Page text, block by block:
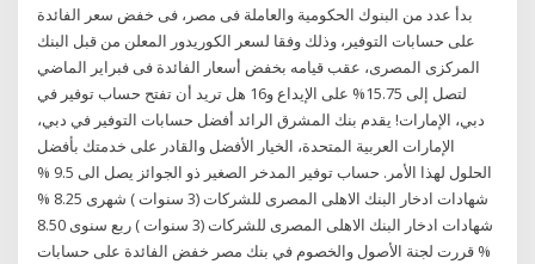
بدأ عدد من البنوك الحكومية والعاملة فى مصر، فى خفض سعر الفائدة
على حسابات التوفير، وذلك وفقا لسعر الكوريدور المعلن من قبل البنك
المركزى المصرى، عقب قيامه بخفض أسعار الفائدة فى فبراير الماضي
لتصل إلى 15.75% على الإيداع و16 هل تريد أن تفتح حساب توفير في
دبي، الإمارات! يقدم بنك المشرق الرائد أفضل حسابات التوفير في دبي،
الإمارات العربية المتحدة، الخيار الأفضل والقادر على خدمتك بأفضل
الحلول لهذا الأمر. حساب توفير المدخر الصغير ذو الجوائز يصل الى 9.5 %
شهادات ادخار البنك الاهلى المصرى للشركات (3 سنوات ) شهرى 8.25 %
شهادات ادخار البنك الاهلى المصرى للشركات (3 سنوات ) ربع سنوى 8.50
% قررت لجنة الأصول والخصوم في بنك مصر خفض الفائدة على حسابات